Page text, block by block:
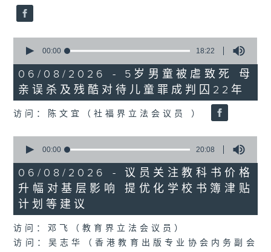
seconds
18
minutes,
22
seconds
00:00 18:22
06/08/2026 - 5岁男童被虐致死 母
亲误杀及残酷对待儿童罪成判囚22年
访问：陈文宜（社福界立法会议员 ）
seconds
20
minutes,
8
seconds
00:00 20:08
06/08/2026 - 议员关注教科书价格
升幅对基层影响 提优化学校书簿津贴
计划等建议
访问：邓飞（教育界立法会议员）
访问：吴志华（香港教育出版专业协会内务副会